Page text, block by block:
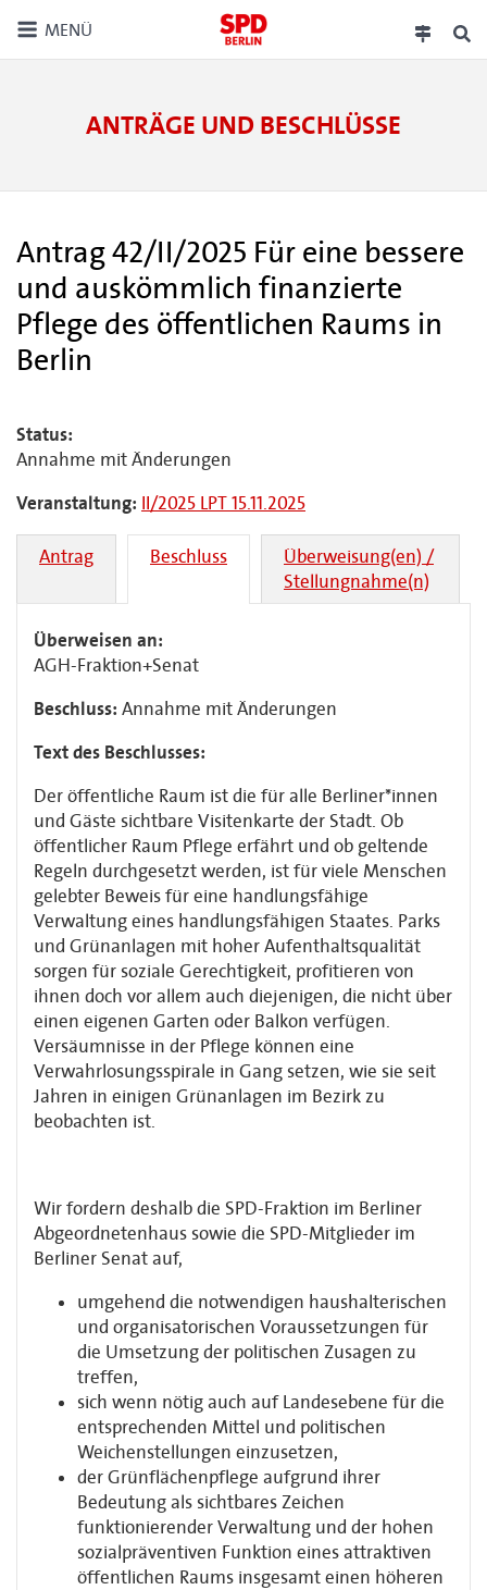
MENÜ
ANTRÄGE UND BESCHLÜSSE
Antrag 42/II/2025 Für eine bessere
und auskömmlich finanzierte
Pflege des öffentlichen Raums in
Berlin
Status:
Annahme mit Änderungen
Veranstaltung: II/2025 LPT 15.11.2025
Antrag Beschluss
Überweisung(en) /
Stellungnahme(n)
Überweisen an:
AGH-Fraktion+Senat
Beschluss: Annahme mit Änderungen
Text des Beschlusses:
Der öffentliche Raum ist die für alle Berliner*innen
und Gäste sichtbare Visitenkarte der Stadt. Ob
öffentlicher Raum Pflege erfährt und ob geltende
Regeln durchgesetzt werden, ist für viele Menschen
gelebter Beweis für eine handlungsfähige
Verwaltung eines handlungsfähigen Staates. Parks
und Grünanlagen mit hoher Aufenthaltsqualität
sorgen für soziale Gerechtigkeit, profitieren von
ihnen doch vor allem auch diejenigen, die nicht über
einen eigenen Garten oder Balkon verfügen.
Versäumnisse in der Pflege können eine
Verwahrlosungsspirale in Gang setzen, wie sie seit
Jahren in einigen Grünanlagen im Bezirk zu
beobachten ist.
Wir fordern deshalb die SPD-Fraktion im Berliner
Abgeordnetenhaus sowie die SPD-Mitglieder im
Berliner Senat auf,
umgehend die notwendigen haushalterischen
und organisatorischen Voraussetzungen für
die Umsetzung der politischen Zusagen zu
treffen,
sich wenn nötig auch auf Landesebene für die
entsprechenden Mittel und politischen
Weichenstellungen einzusetzen,
der Grünflächenpflege aufgrund ihrer
Bedeutung als sichtbares Zeichen
funktionierender Verwaltung und der hohen
sozialpräventiven Funktion eines attraktiven
öffentlichen Raums insgesamt einen höheren